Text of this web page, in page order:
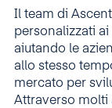
Il team di
personalizzati
aiutando le
allo stesso
mercato per
Attraverso molti